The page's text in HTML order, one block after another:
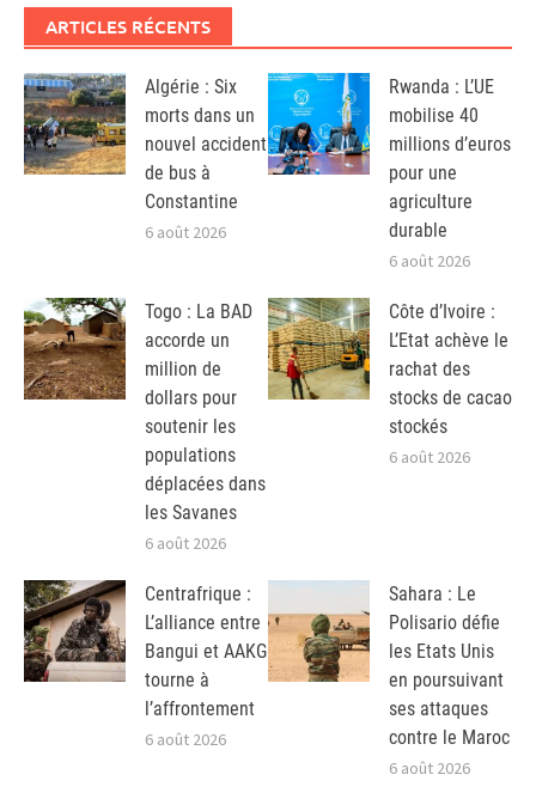
ARTICLES RÉCENTS
Algérie : Six
morts dans un
nouvel accident
de bus à
Constantine
6 août 2026
Rwanda : L’UE
mobilise 40
millions d’euros
pour une
agriculture
durable
6 août 2026
Togo : La BAD
accorde un
million de
dollars pour
soutenir les
populations
déplacées dans
les Savanes
6 août 2026
Côte d’Ivoire :
L’Etat achève le
rachat des
stocks de cacao
stockés
6 août 2026
Centrafrique :
L’alliance entre
Bangui et AAKG
tourne à
l’affrontement
6 août 2026
Sahara : Le
Polisario défie
les Etats Unis
en poursuivant
ses attaques
contre le Maroc
6 août 2026